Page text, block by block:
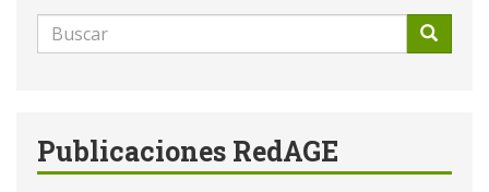
Formulario
de
Publicaciones RedAGE